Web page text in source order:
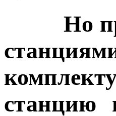
Но
станцию